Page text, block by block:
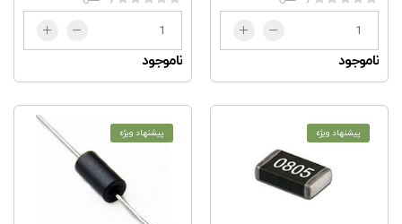
ناموجود ناموجود
پیشنهاد ویژه پیشنهاد ویژه